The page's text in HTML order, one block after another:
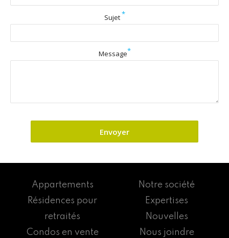
Sujet*
Message*
Appartements
Résidences pour
retraités
Condos en vente
Notre société
Expertises
Nouvelles
Nous joindre